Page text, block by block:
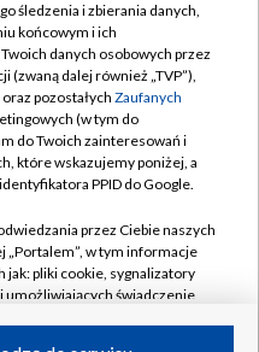
TVP
śledzenia i zbierania danych,
końcowym i ich
danych osobowych przez
(zwaną dalej również „TVP”),
oraz pozostałych Zaufanych
(w tym do
do Twoich zainteresowań i
które wskazujemy poniżej, a
PPID do Google.
przez Ciebie naszych
„Portalem”, w tym informacje
jak: pliki cookie, sygnalizatory
umożliwiających świadczenie